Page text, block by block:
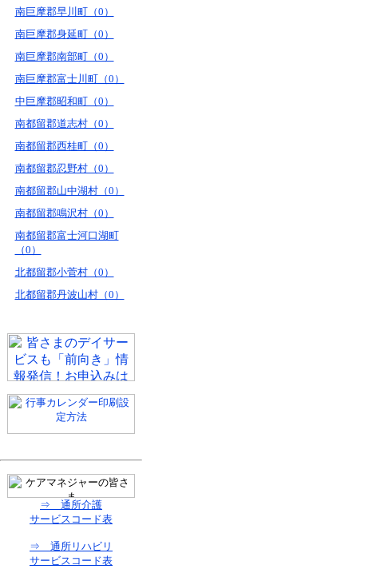
南巨摩郡早川町（0）
南巨摩郡身延町（0）
南巨摩郡南部町（0）
南巨摩郡富士川町（0）
中巨摩郡昭和町（0）
南都留郡道志村（0）
南都留郡西桂町（0）
南都留郡忍野村（0）
南都留郡山中湖村（0）
南都留郡鳴沢村（0）
南都留郡富士河口湖町
（0）
北都留郡小菅村（0）
北都留郡丹波山村（0）
⇒ 通所介護
サービスコード表
⇒ 通所リハビリ
サービスコード表